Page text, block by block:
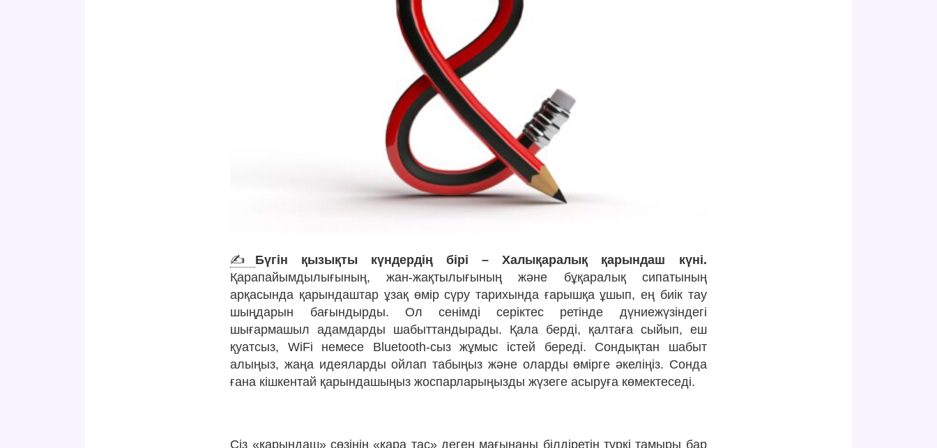
✍️ Бүгін қызықты күндердің бірі – Халықаралық қарындаш күні.
Қарапайымдылығының, жан-жақтылығының және бұқаралық сипатының
арқасында қарындаштар ұзақ өмір сүру тарихында ғарышқа ұшып, ең биік тау
шыңдарын бағындырды. Ол сенімді серіктес ретінде дүниежүзіндегі
шығармашыл адамдарды шабыттандырады. Қала берді, қалтаға сыйып, еш
қуатсыз, WiFi немесе Bluetooth-сыз жұмыс істей береді. Сондықтан шабыт
алыңыз, жаңа идеяларды ойлап табыңыз және оларды өмірге әкеліңіз. Сонда
ғана кішкентай қарындашыңыз жоспарларыңызды жүзеге асыруға көмектеседі.
Сіз «қарындаш» сөзінің «қара тас» деген мағынаны білдіретін түркі тамыры бар